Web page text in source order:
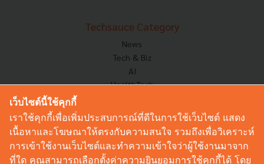
Techsauce Category
News
Tech & Biz
AI
HealthTech
Corp Innov
Saucy Thoughts
Based On
Sustainable
เว็บไซต์นี้ใช้คุกกี้
เราใช้คุกกี้เพื่อเพิ่มประสบการณ์ที่ดีในการใช้เว็บไซต์ แสดง
เนื้อหาและโฆษณาให้ตรงกับความสนใจ รวมถึงเพื่อวิเคราะห์
การเข้าใช้งานเว็บไซต์และทำความเข้าใจว่าผู้ใช้งานมาจาก
ที่ใด คุณสามารถเลือกตั้งค่าความยินยอมการใช้คุกกี้ได้ โดย